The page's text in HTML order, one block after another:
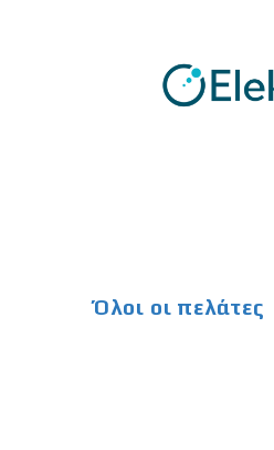
Όλοι οι πελάτες